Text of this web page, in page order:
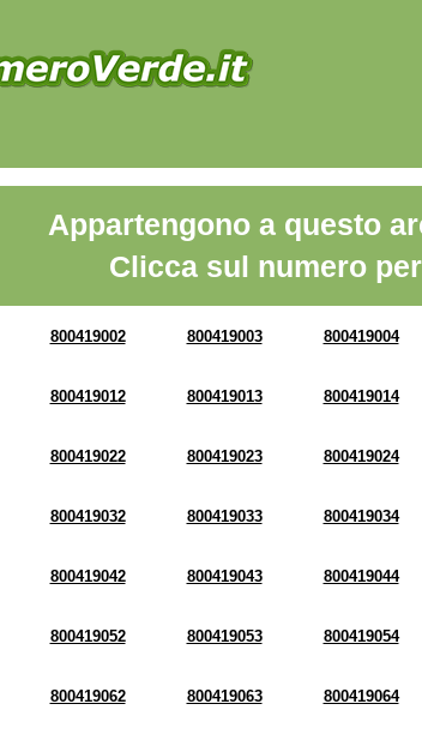
Appartengono a questo
Clicca sul numero
800419002 800419003 800419004
800419012 800419013 800419014
800419022 800419023 800419024
800419032 800419033 800419034
800419042 800419043 800419044
800419052 800419053 800419054
800419062 800419063 800419064